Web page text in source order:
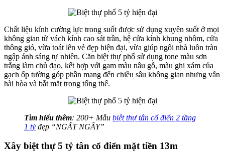
Chất liệu kính cường lực trong suốt được sử dụng xuyên suốt ở mọi
không gian từ vách kính cao sát trần, hệ cửa kính khung nhôm, cửa
thông gió, vừa toát lên vẻ đẹp hiện đại, vừa giúp ngôi nhà luôn tràn
ngập ánh sáng tự nhiên. Căn biệt thự phố sử dụng tone màu sơn
trắng làm chủ đạo, kết hợp với gam màu nâu gỗ, màu ghi xám của
gạch ốp tường góp phần mang đến chiều sâu không gian nhưng vẫn
hài hòa và bắt mắt trong tổng thể.
Tìm hiểu thêm: 200+ Mẫu biệt thự tân cổ điển 2 tầng
1 tỷ đẹp “NGẤT NGÂY”
Xây biệt thự 5 tỷ tân cổ điển mặt tiền 13m